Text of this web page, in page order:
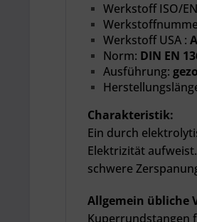
Werkstoff ISO/
Werkstoff USA :
Norm: DIN EN
Ausführung:
Charakteristik:
Ein durch
Elektrizität
schwere
Allgemein übliche
Kuperrundstangen